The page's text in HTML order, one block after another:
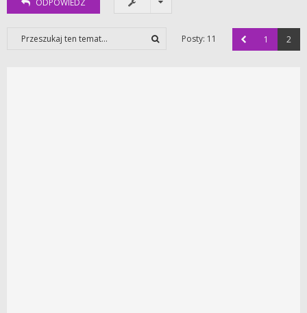
ODPOWIEDZ
Posty: 11 1 2